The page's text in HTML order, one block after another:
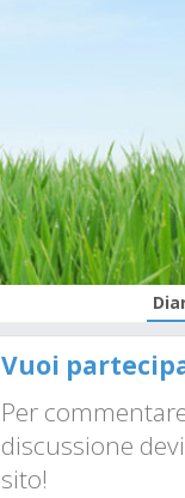
Vuoi
Per
discussione
sito!